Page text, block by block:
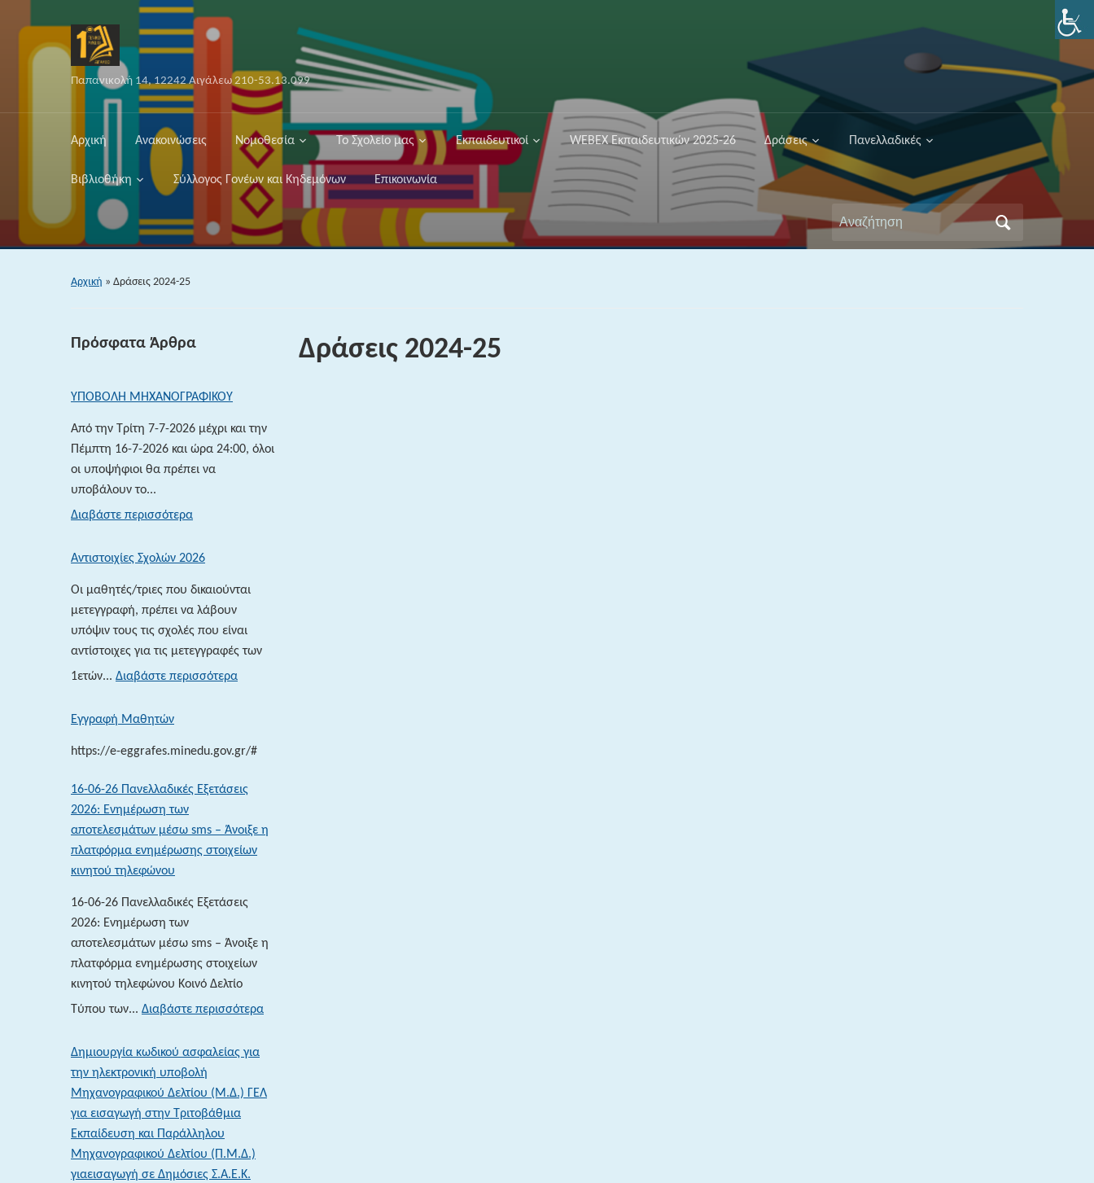
Παπανικολή 14, 12242 Αιγάλεω 210-53.13.099
Αρχική Ανακοινώσεις Νομοθεσία Το Σχολείο μας Εκπαιδευτικοί WEBEX Εκπαιδευτικών 2025-26 Δράσεις Πανελλαδικές
Βιβλιοθήκη Σύλλογος Γονέων και Κηδεμόνων Επικοινωνία
Αναζήτηση
Αρχική » Δράσεις 2024-25
Πρόσφατα Άρθρα
ΥΠΟΒΟΛΗ ΜΗΧΑΝΟΓΡΑΦΙΚΟΥ
Από την Τρίτη 7-7-2026 μέχρι και την
Πέμπτη 16-7-2026 και ώρα 24:00, όλοι
οι υποψήφιοι θα πρέπει να
υποβάλουν το...
Διαβάστε περισσότερα
ΜΗΧΑΝΟΓΡΑΦΙΚΟΥ
Αντιστοιχίες Σχολών 2026
Οι μαθητές/τριες που δικαιούνται
μετεγγραφή, πρέπει να λάβουν
υπόψιν τους τις σχολές που είναι
αντίστοιχες για τις μετεγγραφές των
1ετών... Διαβάστε περισσότερα
Εγγραφή Μαθητών
https://e-eggrafes.minedu.gov.gr/#
16-06-26 Πανελλαδικές Εξετάσεις
2026: Ενημέρωση των
αποτελεσμάτων μέσω sms – Άνοιξε η
πλατφόρμα ενημέρωσης στοιχείων
κινητού τηλεφώνου
16-06-26 Πανελλαδικές Εξετάσεις
2026: Ενημέρωση των
αποτελεσμάτων μέσω sms – Άνοιξε η
πλατφόρμα ενημέρωσης στοιχείων
κινητού τηλεφώνου Κοινό Δελτίο
Τύπου των... Διαβάστε περισσότερα
Εξετάσεις
Δημιουργία κωδικού ασφαλείας για
την ηλεκτρονική υποβολή
Μηχανογραφικού Δελτίου (Μ.Δ.) ΓΕΛ
για εισαγωγή στην Τριτοβάθμια
Εκπαίδευση και Παράλληλου
Μηχανογραφικού Δελτίου (Π.Μ.Δ.)
γιαεισαγωγή σε Δημόσιες Σ.Α.Ε.Κ.
Δράσεις 2024-25